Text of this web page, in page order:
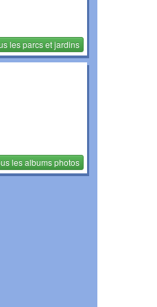
les parcs et jardins
les albums photos